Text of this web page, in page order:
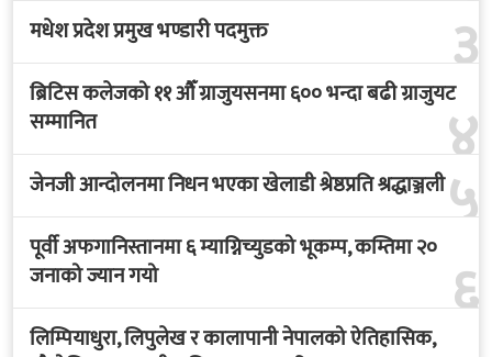
३
मधेश प्रदेश प्रमुख भण्डारी पदमुक्त
४
ब्रिटिस कलेजको ११ औँ ग्राजुयसनमा ६०० भन्दा बढी ग्राजुयट
सम्मानित
५
जेनजी आन्दोलनमा निधन भएका खेलाडी श्रेष्ठप्रति श्रद्धाञ्जली
६
पूर्वी अफगानिस्तानमा ६ म्याग्निच्युडको भूकम्प, कम्तिमा २०
जनाको ज्यान गयो
लिम्पियाधुरा, लिपुलेख र कालापानी नेपालको ऐतिहासिक,